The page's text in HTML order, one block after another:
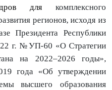
для комплексного
регионов, исходя из
Президента Республики
г. №УП-60 «О Стратегии
на 2022–2026 годы»,
года «Об утверждении
высшего образования